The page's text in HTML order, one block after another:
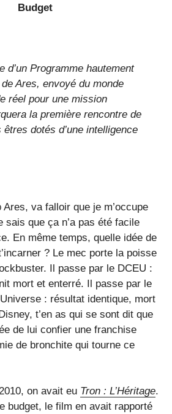
Budget
d’un Programme hautement
Ares, envoyé du monde
réel pour une mission
la première rencontre de
êtres dotés d’une intelligence
va falloir que je m’occupe
sais que ça n’a pas été facile
En même temps, quelle idée de
? Le mec porte la poisse
Il passe par le DCEU :
mort et enterré. Il passe par le
: résultat identique, mort
t’en as qui se sont dit que
de lui confier une franchise
de bronchite qui tourne ce
on avait eu Tron : L’Héritage.
budget, le film en avait rapporté